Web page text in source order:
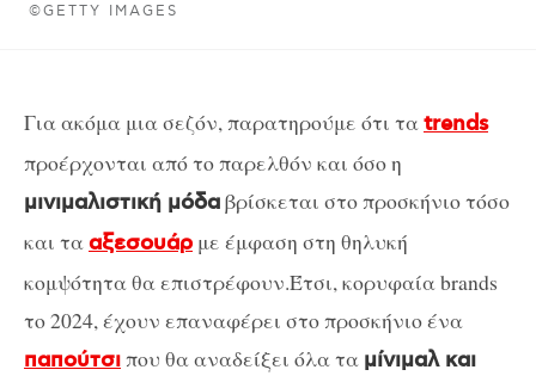
©GETTY IMAGES
Για ακόμα μια σεζόν, παρατηρούμε ότι ταtrends
προέρχονται από το παρελθόν και όσο η
μινιμαλιστική μόδαβρίσκεται στο προσκήνιο τόσο
και τααξεσουάρ με έμφαση στη θηλυκή
κομψότητα θα επιστρέφουν.Έτσι, κορυφαία brands
το 2024, έχουν επαναφέρει στο προσκήνιο ένα
παπούτσιπου θα αναδείξει όλα τα μίνιμαλ και